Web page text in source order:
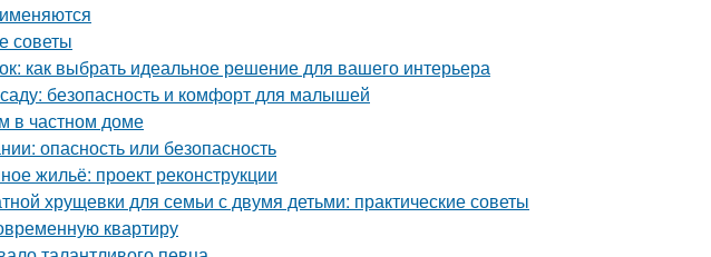
советы
как выбрать идеальное решение для вашего интерьера
безопасность и комфорт для малышей
в частном доме
опасность или безопасность
жильё: проект реконструкции
хрущевки для семьи с двумя детьми: практические советы
квартиру